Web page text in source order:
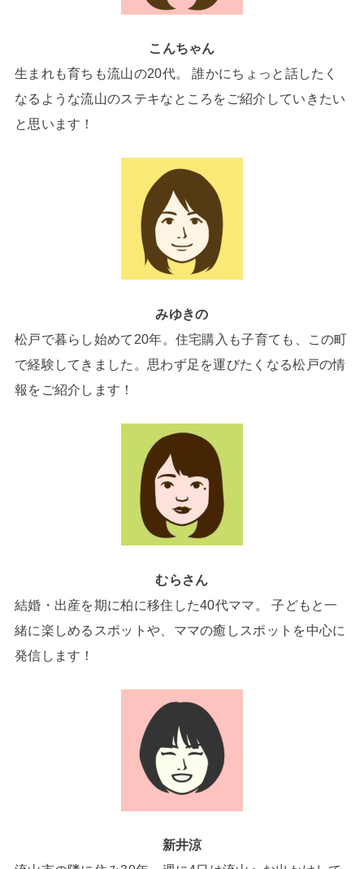
こんちゃん
生まれも育ちも流山の20代。 誰かにちょっと話したく
なるような流山のステキなところをご紹介していきたい
と思います！
みゆきの
松戸で暮らし始めて20年。住宅購入も子育ても、この町
で経験してきました。思わず足を運びたくなる松戸の情
報をご紹介します！
むらさん
結婚・出産を期に柏に移住した40代ママ。 子どもと一
緒に楽しめるスポットや、ママの癒しスポットを中心に
発信します！
新井涼